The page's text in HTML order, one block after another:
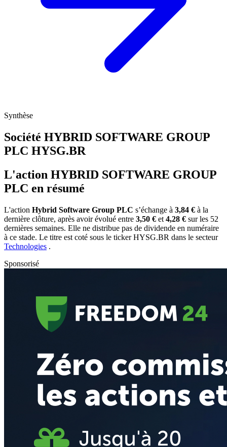
Synthèse
Société HYBRID SOFTWARE GROUP
PLC HYSG.BR
L'action HYBRID SOFTWARE GROUP
PLC en résumé
L'action Hybrid Software Group PLC s’échange à 3,84 € à la
dernière clôture, après avoir évolué entre 3,50 € et 4,28 € sur les 52
dernières semaines. Elle ne distribue pas de dividende en numéraire
à ce stade. Le titre est coté sous le tickerHYSG.BR dans le secteur
Technologies .
Sponsorisé